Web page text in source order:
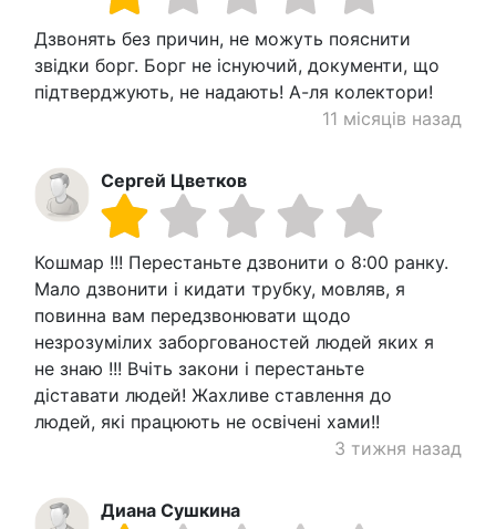
Дзвонять без причин, не можуть пояснити
звідки борг. Борг не існуючий, документи, що
підтверджують, не надають! А-ля колектори!
11 місяців назад
Сергей Цветков
Кошмар !!! Перестаньте дзвонити о 8:00 ранку.
Мало дзвонити і кидати трубку, мовляв, я
повинна вам передзвонювати щодо
незрозумілих заборгованостей людей яких я
не знаю !!! Вчіть закони і перестаньте
діставати людей! Жахливе ставлення до
людей, які працюють не освічені хами!!
3 тижня назад
Диана Сушкина